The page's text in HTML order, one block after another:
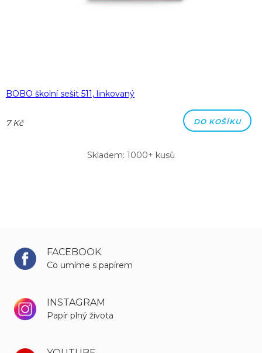
BOBO školní sešit 511, linkovaný
7 Kč DO KOŠÍKU
Skladem: 1000+ kusů
FACEBOOK
Co umíme s papírem
INSTAGRAM
Papír plný života